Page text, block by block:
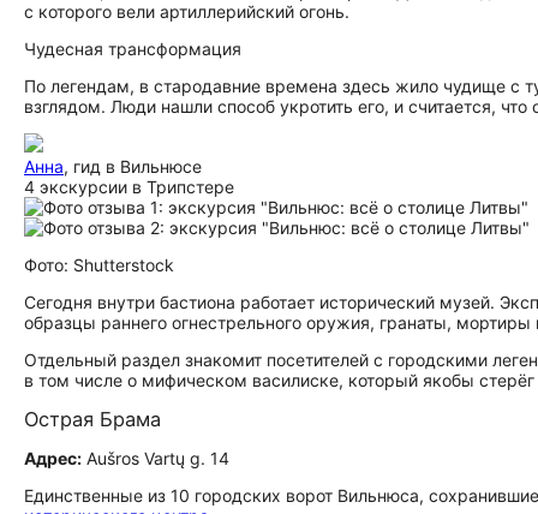
с которого вели артиллерийский огонь.
Чудесная трансформация
По легендам, в стародавние времена здесь жило чудище с
взглядом. Люди нашли способ укротить его, и считается,
Анна, гид в Вильнюсе
4 экскурсии в Трипстере
Фото: Shutterstock
Сегодня внутри бастиона работает исторический музей.
образцы раннего огнестрельного оружия, гранаты,
Отдельный раздел знакомит посетителей с городскими
в том числе о мифическом василиске, который якобы
Острая Брама
Адрес: Aušros Vartų g. 14
Единственные из 10 городских ворот Вильнюса,